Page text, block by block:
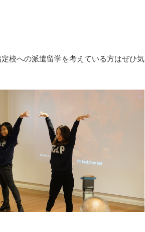
校への派遣留学を考えている方はぜひ気